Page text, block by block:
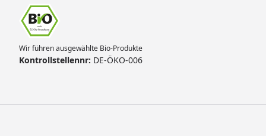
Wir führen ausgewählte Bio-Produkte
Kontrollstellennr: DE-ÖKO-006